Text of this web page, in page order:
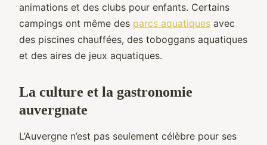
animations et des clubs pour enfants. Certains
campings ont même des parcs aquatiques avec
des piscines chauffées, des toboggans aquatiques
et des aires de jeux aquatiques.
La culture et la gastronomie
auvergnate
L’Auvergne n’est pas seulement célèbre pour ses